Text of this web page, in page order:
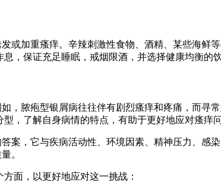
或加重瘙痒。辛辣刺激性食物、酒精、某些海鲜
，保证充足睡眠，戒烟限酒，并选择健康均衡的饮
，脓疱型银屑病往往伴有剧烈瘙痒和疼痛，而寻
，了解自身病情的特点，有助于更好地应对瘙痒问
案，它与疾病活动性、环境因素、精神压力、感
。
面，以更好地应对这一挑战：